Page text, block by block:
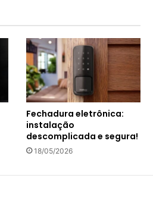
Fechadura eletrônica:
instalação
descomplicada e segura!
18/05/2026